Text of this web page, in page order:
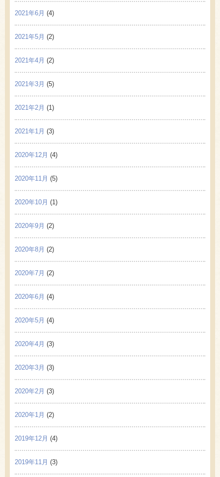
2021年6月 (4)
2021年5月 (2)
2021年4月 (2)
2021年3月 (5)
2021年2月 (1)
2021年1月 (3)
2020年12月 (4)
2020年11月 (5)
2020年10月 (1)
2020年9月 (2)
2020年8月 (2)
2020年7月 (2)
2020年6月 (4)
2020年5月 (4)
2020年4月 (3)
2020年3月 (3)
2020年2月 (3)
2020年1月 (2)
2019年12月 (4)
2019年11月 (3)